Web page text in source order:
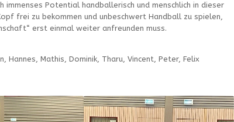
Potential handballerisch und menschlich in dieser
frei zu bekommen und unbeschwert Handball zu spielen,
erst einmal weiter anfreunden muss.
Hannes, Mathis, Dominik, Tharu, Vincent, Peter, Felix